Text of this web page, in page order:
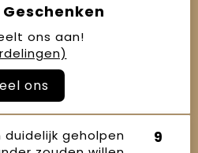
ons aan!
ons
geholpen
9